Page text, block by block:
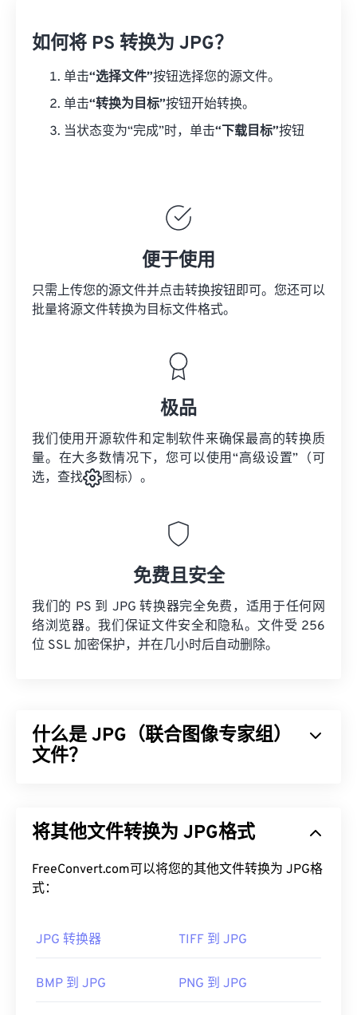
如何将 PS 转换为 JPG？
单击“选择文件”按钮选择您的源文件。
单击“转换为目标”按钮开始转换。
当状态变为“完成”时，单击“下载目标”按钮
便于使用
只需上传您的源文件并点击转换按钮即可。您还可以
批量将源文件转换为目标文件格式。
极品
我们使用开源软件和定制软件来确保最高的转换质
量。在大多数情况下，您可以使用“高级设置”（可
选，查找
图标）。
免费且安全
我们的 PS 到 JPG 转换器完全免费，适用于任何网
络浏览器。我们保证文件安全和隐私。文件受 256
位 SSL 加密保护，并在几小时后自动删除。
什么是 JPG（联合图像专家组）
文件？
泛应用的原因。JPG 文件相对较小，非常适合在互
JPEG 压缩工具将文件大小减少高达 80%！
如果您需要更好的压缩效果，您可以将
几乎所有图像查看器程序和应用程序都能识别并打开
将其他文件转换为 JPG格式
FreeConvert.com可以将您的其他文件转换为 JPG格
式：
JPG 转换器 TIFF 到 JPG
BMP 到 JPG PNG 到 JPG